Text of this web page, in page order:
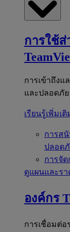
การใช้
การเข้าถึงแ
และปลอดภัย
เรียนรู้เพิ่มเติ
การส
ปลอด
การจัด
ดูแผนและรา
องค์กร
การเชื่อมต่อ